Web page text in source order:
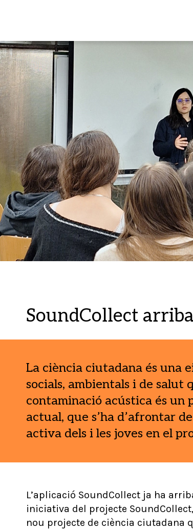
SoundCollect
La ciència ciutadana és una
socials, ambientals i de salut
contaminació acústica és un
actual, que s’ha d’afrontar
activa dels i les joves en el
L’aplicació SoundCollect ja ha
iniciativa del projecte
nou projecte de ciència ciutadana